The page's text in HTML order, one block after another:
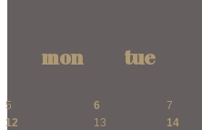
mon tue
5
6 7
12
13 14